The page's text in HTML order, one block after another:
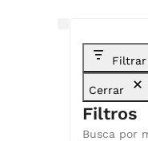
Cerrar
Filtros
Busca por